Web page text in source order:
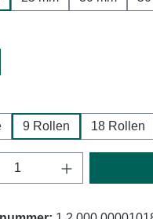
9 Rollen 18 Rollen
Anzahl: Gib